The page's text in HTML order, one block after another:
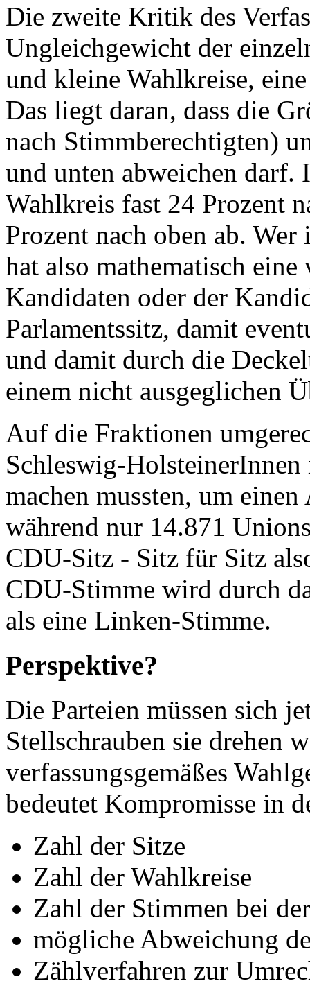
Die zweite Kritik des
Ungleichgewicht der
und kleine Wahlkreise,
Das liegt daran, dass die
nach Stimmberechtigten)
und unten abweichen darf.
Wahlkreis fast 24 Prozent
Prozent nach oben ab.
hat also mathematisch
Kandidaten oder der
Parlamentssitz, damit
und damit durch die
einem nicht ausgeglichen
Auf die Fraktionen
Schleswig-
machen mussten, um
während nur 14.871
CDU-Sitz - Sitz für Sitz
CDU-Stimme wird durch
als eine Linken-Stimme.
Perspektive?
Die Parteien müssen sich
Stellschrauben sie drehen
verfassungsgemäßes
bedeutet Kompromisse in
Zahl der Sitze
Zahl der Wahlkreise
Zahl der Stimmen bei
mögliche Abweichung
Zählverfahren zur